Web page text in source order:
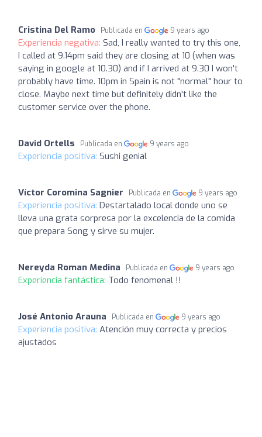
Cristina Del Ramo Publicada en 9 years ago
Experiencia negativa: Sad, I really wanted to try this one,
I called at 9.14pm said they are closing at 10 (when was
saying in google at 10.30) and if I arrived at 9.30 I won't
probably have time. 10pm in Spain is not "normal" hour to
close. Maybe next time but definitely didn't like the
customer service over the phone.
David Ortells Publicada en 9 years ago
Experiencia positiva: Sushi genial
Víctor Coromina Sagnier Publicada en 9 years ago
Experiencia positiva: Destartalado local donde uno se
lleva una grata sorpresa por la excelencia de la comida
que prepara Song y sirve su mujer.
Nereyda Roman Medina Publicada en 9 years ago
Experiencia fantástica: Todo fenomenal !!
José Antonio Arauna Publicada en 9 years ago
Experiencia positiva: Atención muy correcta y precios
ajustados